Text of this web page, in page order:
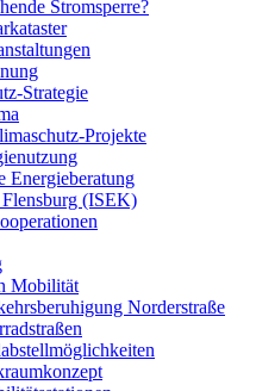
Stromsperre?
Strategie
Projekte
Energieberatung
(ISEK)
Mobilität
Norderstraße